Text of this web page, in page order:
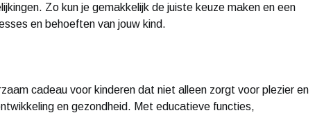
Zo kun je gemakkelijk de juiste keuze maken en een
en behoeften van jouw kind.
cadeau voor kinderen dat niet alleen zorgt voor plezier en
en gezondheid. Met educatieve functies,